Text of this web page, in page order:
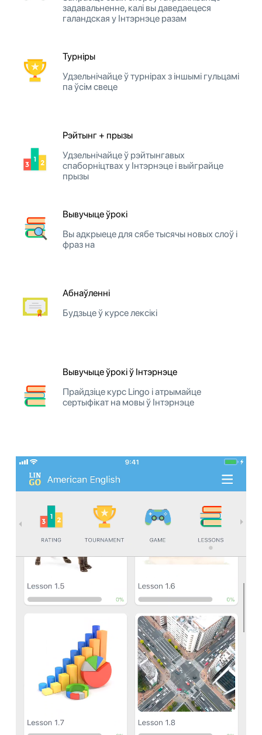
задавальненне, калі вы даведаецеся
галандская у Інтэрнэце разам
Турніры
Удзельнічайце ў турнірах з іншымі гульцамі
па ўсім свеце
Рэйтынг + прызы
Удзельнічайце ў рэйтынгавых
спаборніцтвах у Інтэрнэце і выйграйце
прызы
Вывучыце ўрокі
Вы адкрыеце для сябе тысячы новых слоў і
фраз на
Абнаўленні
Будзьце ў курсе лексікі
Вывучыце ўрокі ў Інтэрнэце
Прайдзіце курс Lingo і атрымайце
сертыфікат на мовы ў Інтэрнэце